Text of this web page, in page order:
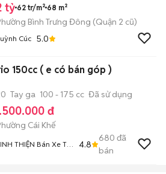
tỷ 62 tr/m² 68 m²
Bình Trưng Đông (Quận 2 cũ)
Cúc 5.0
150cc ( e có bán góp )
Tay ga 100 - 175 cc Đã sử dụng
đ
Cái Khế
THIỆN Bán Xe Trả
4.8
680 đã
bán